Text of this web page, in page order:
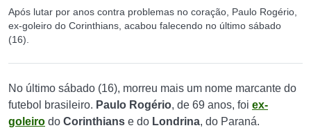
Após lutar por anos contra problemas no coração, Paulo Rogério,
ex-goleiro do Corinthians, acabou falecendo no último sábado
(16).
No último sábado (16), morreu mais um nome marcante do
futebol brasileiro. Paulo Rogério, de 69 anos, foi ex-
goleiro do Corinthians e do Londrina, do Paraná.